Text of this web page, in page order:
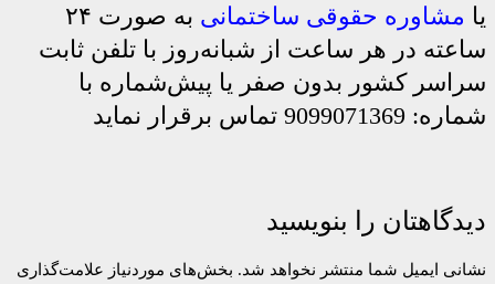
یا مشاوره حقوقی ساختمانی
به صورت ۲۴
ساعته در هر ساعت از شبانه‌روز با تلفن ثابت
سراسر کشور بدون صفر یا پیش‌شماره با
شماره: 9099071369 تماس برقرار نماید
دیدگاهتان را بنویسید
نشانی ایمیل شما منتشر نخواهد شد. بخش‌های موردنیاز علامت‌گذاری